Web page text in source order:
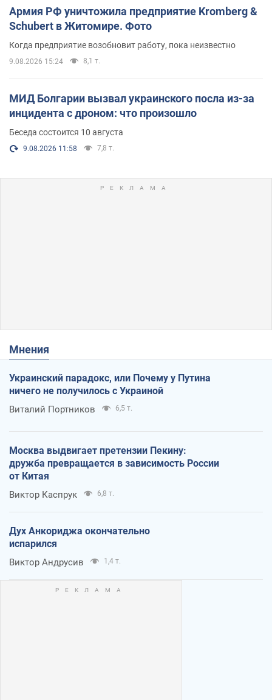
Армия РФ уничтожила предприятие Kromberg &
Schubert в Житомире. Фото
Когда предприятие возобновит работу, пока неизвестно
9.08.2026 15:24 8,1 т.
МИД Болгарии вызвал украинского посла из-за
инцидента с дроном: что произошло
Беседа состоится 10 августа
9.08.2026 11:58 7,8 т.
Мнения
Украинский парадокс, или Почему у Путина
ничего не получилось с Украиной
Виталий Портников 6,5 т.
Москва выдвигает претензии Пекину:
дружба превращается в зависимость России
от Китая
Виктор Каспрук 6,8 т.
Дух Анкориджа окончательно
испарился
Виктор Андрусив 1,4 т.